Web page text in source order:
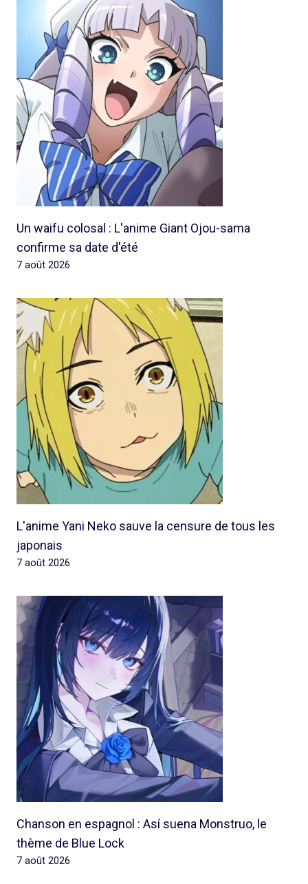
Un waifu colosal : L'anime Giant Ojou-sama
confirme sa date d'été
7 août 2026
L'anime Yani Neko sauve la censure de tous les
japonais
7 août 2026
Chanson en espagnol : Así suena Monstruo, le
thème de Blue Lock
7 août 2026